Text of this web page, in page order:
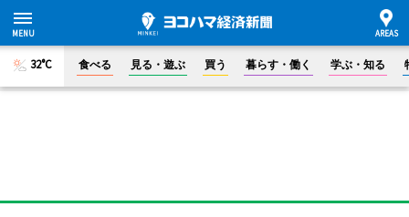
32°C 食べる 見る・遊ぶ 買う 暮らす・働く 学ぶ・知る